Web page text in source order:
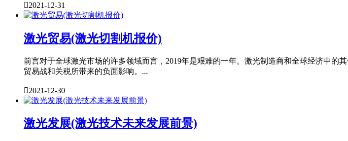
2021-12-31
激光贸易(激光切割机报价)
前言对于全球激光市场的许多领域而言，2019年是艰难的一年。激光制造商和全球经济中的
贸易战和关税所带来的负面影响。...
2021-12-30
激光发展(激光技术未来发展前景)